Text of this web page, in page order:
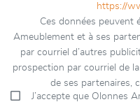
https://
Ces données peuvent
Ameublement et à ses
par courriel d’autres
prospection par courriel de
de ses partenaires,
J’accepte que Olonnes